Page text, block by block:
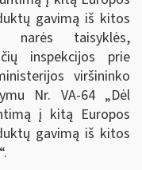
gavimą iš kitos
narės taisyklės,
inspekcijos prie
viršininko
Nr. VA-64 „Dėl
į kitą Europos
gavimą iš kitos